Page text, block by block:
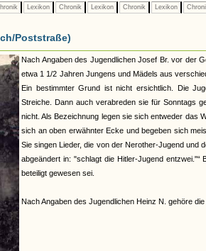
Lexikon Chronik Lexikon Chronik Lexikon
Poststraße)
Nach Angaben des Jugendlichen Josef Br. vor der
etwa 1 1/2 Jahren Jungens und Mädels aus
Ein bestimmter Grund ist nicht ersichtlich. Die
Streiche. Dann auch verabreden sie für Sonntags
nicht. Als Bezeichnung legen sie sich entweder das
sich an oben erwähnter Ecke und begeben sich
Sie singen Lieder, die von der Nerother-Jugend und
abgeändert in: "schlagt die Hitler-Jugend
beteiligt gewesen sei.
Nach Angaben des Jugendlichen Heinz N. gehöre